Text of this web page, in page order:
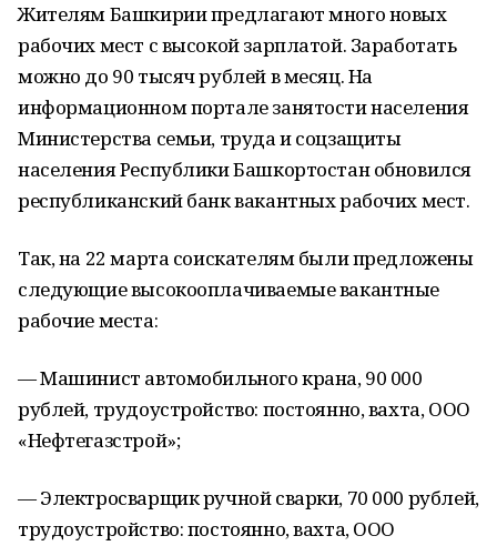
Жителям Башкирии предлагают много новых
рабочих мест с высокой зарплатой. Заработать
можно до 90 тысяч рублей в месяц. На
информационном портале занятости населения
Министерства семьи, труда и соцзащиты
населения Республики Башкортостан обновился
республиканский банк вакантных рабочих мест.
Так, на 22 марта соискателям были предложены
следующие высокооплачиваемые вакантные
рабочие места:
— Машинист автомобильного крана, 90 000
рублей, трудоустройство: постоянно, вахта, ООО
«Нефтегазстрой»;
— Электросварщик ручной сварки, 70 000 рублей,
трудоустройство: постоянно, вахта, ООО